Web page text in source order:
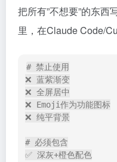
把所有”不想要”的东西
里，在Claude Code/
# 禁止使用
❌ 蓝紫渐变
❌ 全屏居中
❌ Emoji作为功能图标
❌ 纯平背景
# 必须包含
✅ 深灰+橙色配色